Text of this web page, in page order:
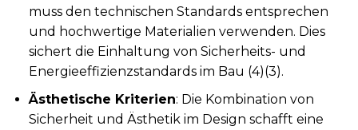
muss den technischen Standards entsprechen
und hochwertige Materialien verwenden. Dies
sichert die Einhaltung von Sicherheits- und
Energieeffizienzstandards im Bau (4)(3).
Ästhetische Kriterien: Die Kombination von
Sicherheit und Ästhetik im Design schafft eine